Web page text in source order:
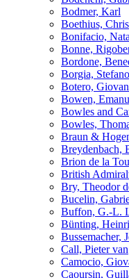
Bodmer, Karl
Boethius,
Bonifacio,
Bonne,
Bordone,
Borgia, Stefano
Botero,
Bowen,
Bowles and
Bowles,
Braun &
Breydenbach,
Brion de la
British
Bry, Theodor
Bucelin,
Buffon, G.-L.
Bünting,
Bussemacher,
Call, Pieter van
Camocio,
Caoursin,